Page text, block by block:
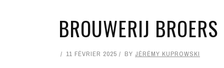
PORTRAITS
BROUWERIJ BROERS
11 FÉVRIER 2025 BY JÉRÉMY KUPROWSKI